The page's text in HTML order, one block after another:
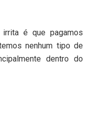
é que pagamos
nenhum tipo de
dentro do